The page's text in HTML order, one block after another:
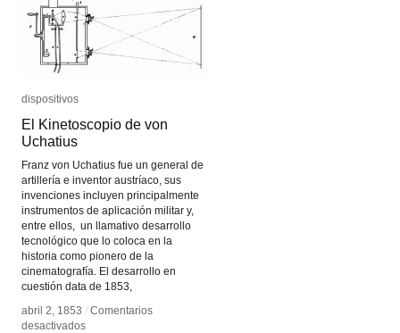
dispositivos
El Kinetoscopio de von
Uchatius
Franz von Uchatius fue un general de
artillería e inventor austríaco, sus
invenciones incluyen principalmente
instrumentos de aplicación militar y,
entre ellos, un llamativo desarrollo
tecnológico que lo coloca en la
historia como pionero de la
cinematografía. El desarrollo en
cuestión data de 1853,
abril 2, 1853 / Comentarios
desactivadosen
dispositivos
El Kinetoscopio de von
Uchatius
abril 2, 1853 / Comentarios
desactivadosen